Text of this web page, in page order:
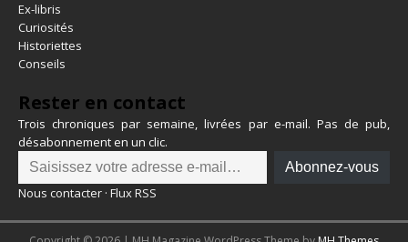
Ex-libris
Curiosités
Historiettes
Conseils
Rester en contact
Trois chroniques par semaine, livrées par e-mail. Pas de pub,
désabonnement en un clic.
Abonnez-vous
Nous contacter · Flux RSS